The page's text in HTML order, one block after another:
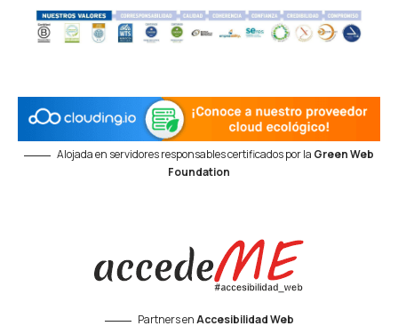
Alojada en servidores responsables certificados por la Green Web
Foundation
Partners enAccesibilidad Web